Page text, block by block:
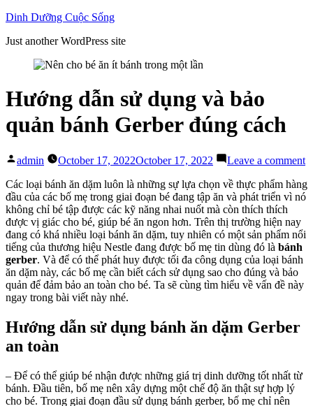
Skip
content
Dinh Dưỡng Cuộc Sống
Just another WordPress site
Hướng dẫn sử dụng và bảo
quản bánh Gerber đúng cách
Posted
admin October 17, 2022October 17, 2022 Leave a comment
Các loại bánh ăn dặm luôn là những sự lựa chọn về thực phẩm hàng
đầu của các bố mẹ trong giai đoạn bé đang tập ăn và phát triển vì nó
không chỉ bé tập được các kỹ năng nhai nuốt mà còn thích thích
được vị giác cho bé, giúp bé ăn ngon hơn. Trên thị trường hiện nay
đang có khá nhiều loại bánh ăn dặm, tuy nhiên có một sản phẩm nổi
tiếng của thương hiệu Nestle đang được bố mẹ tin dùng đó là bánh
gerber. Và để có thể phát huy được tối đa công dụng của loại bánh
ăn dặm này, các bố mẹ cần biết cách sử dụng sao cho đúng và bảo
quản để đảm bảo an toàn cho bé. Ta sẽ cùng tìm hiểu về vấn đề này
ngay trong bài viết này nhé.
Hướng dẫn sử dụng bánh ăn dặm Gerber
an toàn
– Để có thể giúp bé nhận được những giá trị dinh dưỡng tốt nhất từ
bánh. Đầu tiên, bố mẹ nên xây dựng một chế độ ăn thật sự hợp lý
cho bé. Trong giai đoạn đầu sử dụng bánh gerber, bố mẹ chỉ nên